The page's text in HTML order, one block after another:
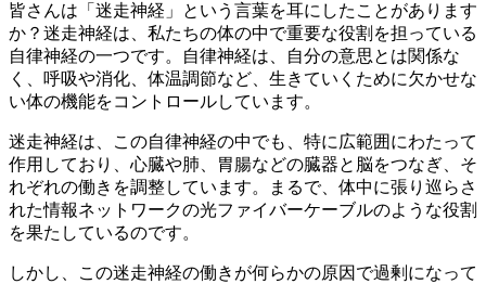
皆さんは「迷走神経」という言葉を耳にしたことがあります
か？ 迷走神経は、私たちの体の中で重要な役割を担っている
自律神経の一つです。自律神経は、自分の意思とは関係な
く、呼吸や消化、体温調節など、生きていくために欠かせな
い体の機能をコントロールしています。
迷走神経は、この自律神経の中でも、特に広範囲にわたって
作用しており、心臓や肺、胃腸などの臓器と脳をつなぎ、そ
れぞれの働きを調整しています。まるで、体中に張り巡らさ
れた情報ネットワークの光ファイバーケーブルのような役割
を果たしているのです。
しかし、この迷走神経の働きが何らかの原因で過剰になって